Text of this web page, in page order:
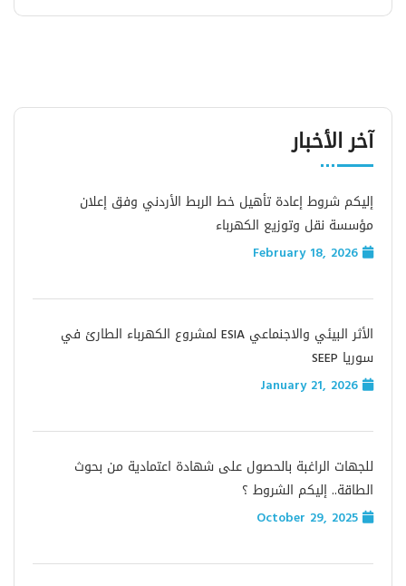
آخر الأخبار
إليكم شروط إعادة تأهيل خط الربط الأردني وفق إعلان
مؤسسة نقل وتوزيع الكهرباء
الأثر البيئي والاجنماعي ESIA لمشروع الكهرباء الطارئ في
سوريا SEEP
للجهات الراغبة بالحصول على شهادة اعتمادية من بحوث
الطاقة.. إليكم الشروط ؟